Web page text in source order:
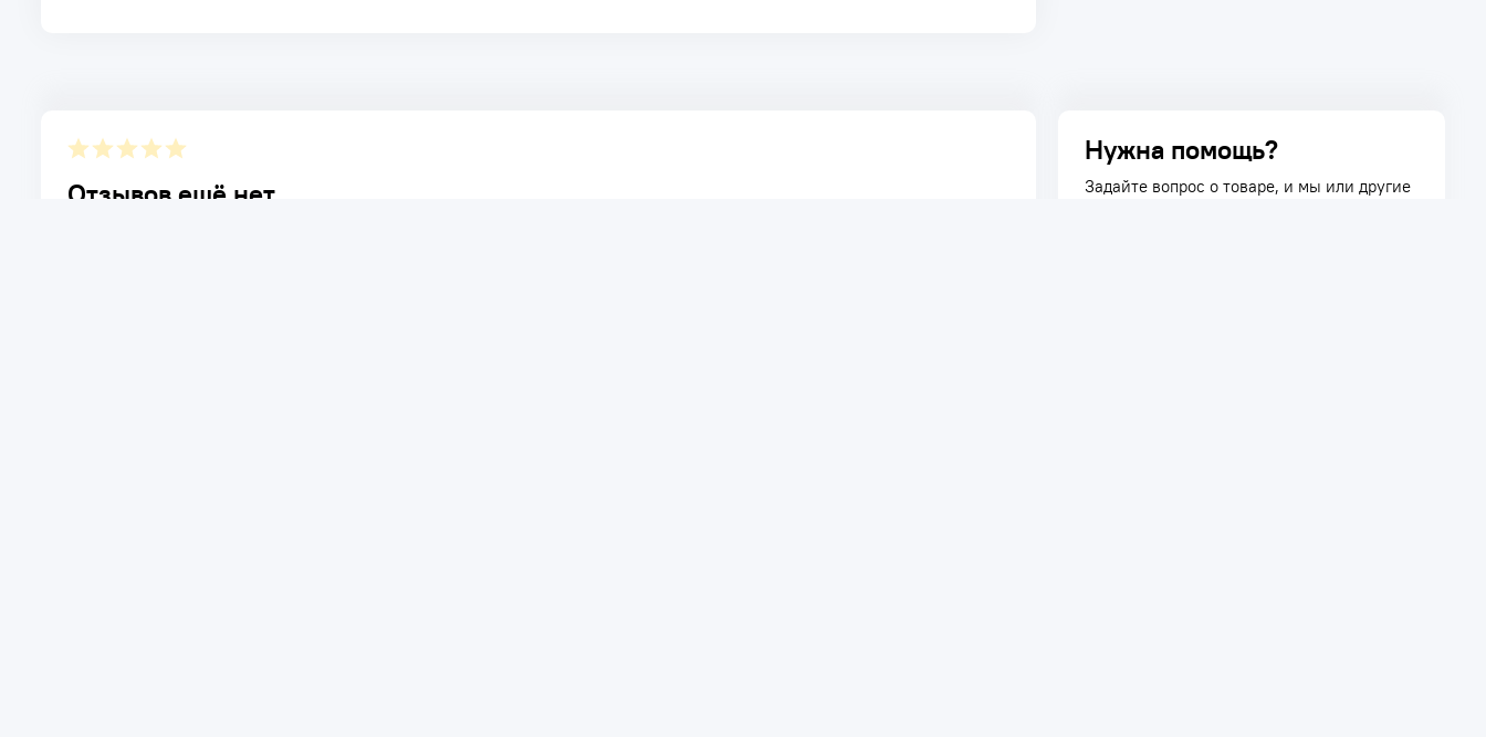
Отзывов ещё нет.
Нужна помощь?
Задайте вопрос о товаре, и мы или другие